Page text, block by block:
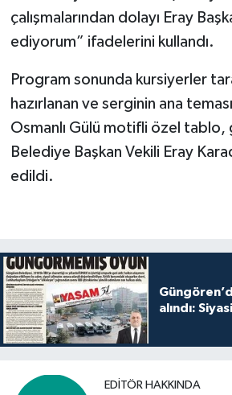
çalışmalarından dolayı Eray
ediyorum” ifadelerini kullandı.
Program sonunda kursiyerler
hazırlanan ve serginin ana
Osmanlı Gülü motifli özel tablo,
Belediye Başkan Vekili Eray
edildi.
alındı:
EDITÖR HAKKINDA